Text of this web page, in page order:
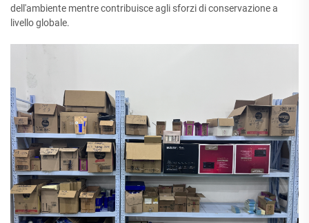
dell'ambiente mentre contribuisce agli sforzi di conservazione a
livello globale.